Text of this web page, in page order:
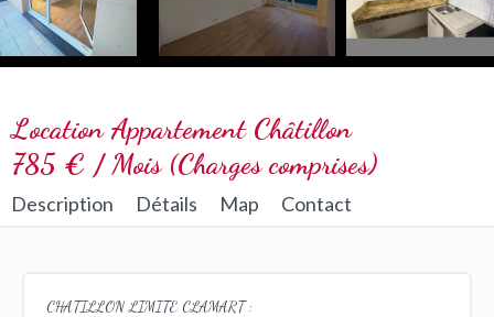
Location Appartement Châtillon
785 € / Mois (Charges comprises)
Description Détails Map Contact
CHATILLON LIMITE CLAMART :